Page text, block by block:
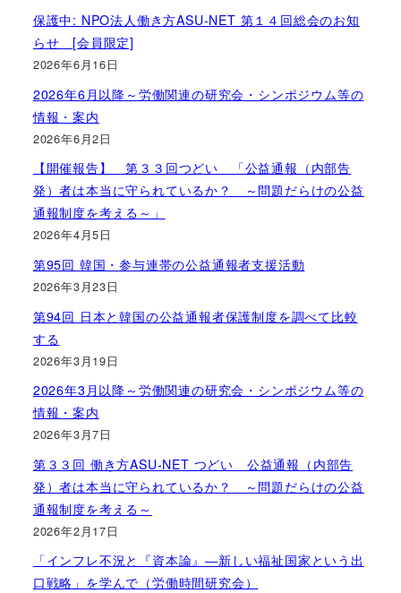
保護中: NPO法人働き方ASU-NET 第１４回総会のお知
らせ [会員限定]
2026年6月16日
2026年6月以降～労働関連の研究会・シンポジウム等の
情報・案内
2026年6月2日
【開催報告】 第３３回つどい 「公益通報（内部告
発）者は本当に守られているか？ ～問題だらけの公益
通報制度を考える～」
2026年4月5日
第95回 韓国・参与連帯の公益通報者支援活動
2026年3月23日
第94回 日本と韓国の公益通報者保護制度を調べて比較
する
2026年3月19日
2026年3月以降～労働関連の研究会・シンポジウム等の
情報・案内
2026年3月7日
第３３回 働き方ASU-NET つどい 公益通報（内部告
発）者は本当に守られているか？ ～問題だらけの公益
通報制度を考える～
2026年2月17日
「インフレ不況と『資本論』―新しい福祉国家という出
口戦略」を学んで（労働時間研究会）